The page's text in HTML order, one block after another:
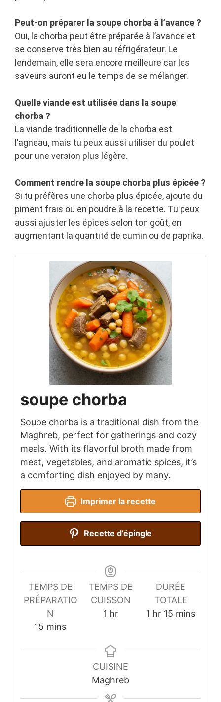
Peut-on préparer la soupe chorba à l’avance ?
Oui, la chorba peut être préparée à l’avance et
se conserve très bien au réfrigérateur. Le
lendemain, elle sera encore meilleure car les
saveurs auront eu le temps de se mélanger.
Quelle viande est utilisée dans la soupe
chorba ?
La viande traditionnelle de la chorba est
l’agneau, mais tu peux aussi utiliser du poulet
pour une version plus légère.
Comment rendre la soupe chorba plus épicée ?
Si tu préfères une chorba plus épicée, ajoute du
piment frais ou en poudre à la recette. Tu peux
aussi ajuster les épices selon ton goût, en
augmentant la quantité de cumin ou de paprika.
soupe chorba
Soupe chorba is a traditional dish from the
Maghreb, perfect for gatherings and cozy
meals. With its flavorful broth made from
meat, vegetables, and aromatic spices, it’s
a comforting dish enjoyed by many.
Imprimer la recette
Recette d’épingle
TEMPS DE
PRÉPARATIO
N
15 minutes
mins
TEMPS DE
CUISSON
1 hour
hr
DURÉE
TOTALE
1 hour
hr 15 minutes
mins
CUISINE
Maghreb